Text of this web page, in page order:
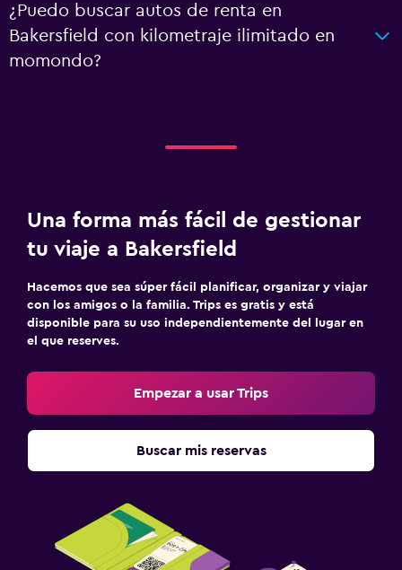
¿Puedo buscar autos de renta en
Bakersfield con kilometraje ilimitado en
momondo?
Una forma más fácil de gestionar
tu viaje a Bakersfield
Hacemos que sea súper fácil planificar, organizar y viajar
con los amigos o la familia. Trips es gratis y está
disponible para su uso independientemente del lugar en
el que reserves.
Empezar a usar Trips
Buscar mis reservas